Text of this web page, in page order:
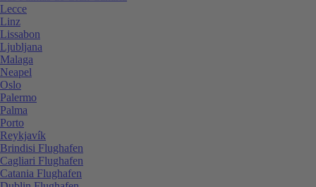
Lecce
Linz
Lissabon
Ljubljana
Malaga
Neapel
Oslo
Palermo
Palma
Porto
Reykjavík
Brindisi Flughafen
Cagliari Flughafen
Catania Flughafen